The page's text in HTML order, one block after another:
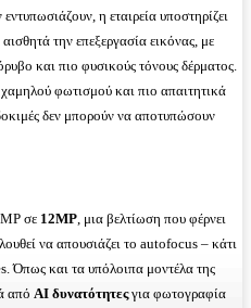
η εταιρεία υποστηρίζει
αισθητά την επεξεργασία εικόνας, με
και πιο φυσικούς τόνους δέρματος.
φωτισμού και πιο απαιτητικά
δεν μπορούν να αποτυπώσουν
σε 12MP , μια βελτίωση που φέρνει
να απουσιάζει το autofocus – κάτι
Όπως και τα υπόλοιπα μοντέλα της
από AI δυνατότητεςγια φωτογραφία